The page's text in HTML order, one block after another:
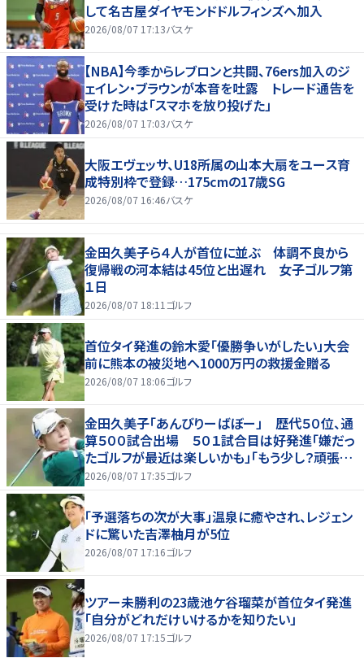
して名古屋ダイヤモンドドルフィンズへ加入
2026/08/07 17:13バスケ
【NBA】今季からレブロンと共闘、76ers加入のジ
ェイレン・ブラウンが本音を吐露 トレード通告を
受けた時は「スマホを放り投げた」
2026/08/07 17:03バスケ
大阪エヴェッサ、U18所属の山本大扇をユース育
成特別枠で登録…175cmの17歳SG
2026/08/07 16:46バスケ
金田久美子ら４人が首位に並ぶ 体調不良から
復帰戦の河本結は45位と出遅れ 女子ゴルフ第
１日
2026/08/07 18:11 ゴルフ
首位タイ発進の鈴木愛「優勝争いがしたい」大会
前に熊本の被災地へ1000万円の救援金贈る
2026/08/07 18:06ゴルフ
金田久美子「あんびりーばぼー」 歴代５０位、通
算５００試合出場 ５０１試合目は好発進「嫌だっ
たゴルフが最近は楽しいかも」「もう少し？頑張り
たいな」
2026/08/07 17:35ゴルフ
「予選落ちの次が大事」温泉に癒やされ、レジェン
ドに驚いた吉澤柚月が5位
2026/08/07 17:16ゴルフ
ツアー未勝利の23歳池ケ谷瑠菜が首位タイ発進
「自分がどれだけいけるかを知りたい」
2026/08/07 17:15ゴルフ